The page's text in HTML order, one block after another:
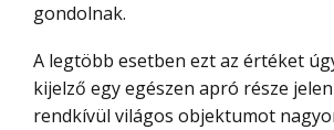
gondolnak.
A legtöbb esetben ezt az értéket úgy mérik, hogy a
kijelző egy egészen apró része
rendkívül világos objektumot